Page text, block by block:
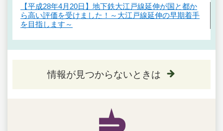
【平成28年4月20日】地下鉄大江戸線延伸が国と都か
ら高い評価を受けました！～大江戸線延伸の早期着手
を目指します～
情報が見つからないときは